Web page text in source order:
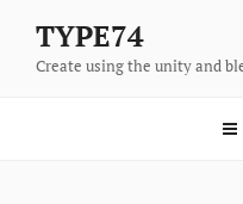
TYPE74
Create using the unity and